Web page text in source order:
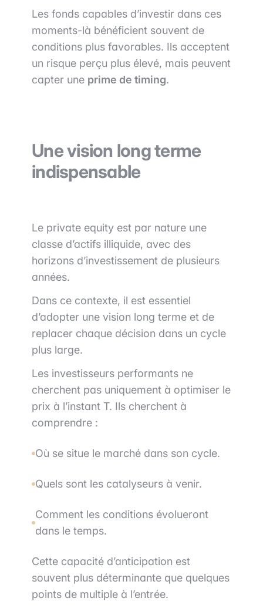
Les fonds capables d’investir dans ces
moments-là bénéficient souvent de
conditions plus favorables. Ils acceptent
un risque perçu plus élevé, mais peuvent
capter une prime de timing.
Une vision long terme
indispensable
Le private equity est par nature une
classe d’actifs illiquide, avec des
horizons d’investissement de plusieurs
années.
Dans ce contexte, il est essentiel
d’adopter une vision long terme et de
replacer chaque décision dans un cycle
plus large.
Les investisseurs performants ne
cherchent pas uniquement à optimiser le
prix à l’instant T. Ils cherchent à
comprendre :
Où se situe le marché dans son cycle.
Quels sont les catalyseurs à venir.
Comment les conditions évolueront
dans le temps.
Cette capacité d’anticipation est
souvent plus déterminante que quelques
points de multiple à l’entrée.